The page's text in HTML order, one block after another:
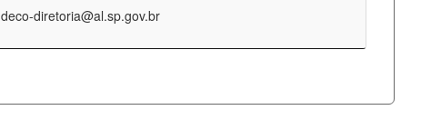
deco-diretoria@al.sp.gov.br